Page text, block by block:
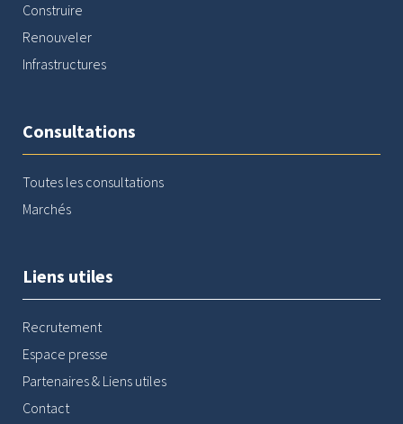
Construire
Renouveler
Infrastructures
Consultations
Toutes les consultations
Marchés
Liens utiles
Recrutement
Espace presse
Partenaires & Liens utiles
Contact